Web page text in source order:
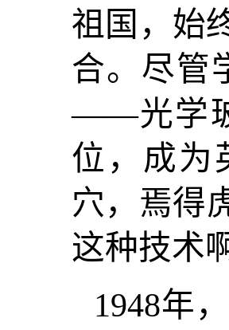
祖国，始
合。尽管
——光学
位，成为
穴，焉得
这种技术
1948年